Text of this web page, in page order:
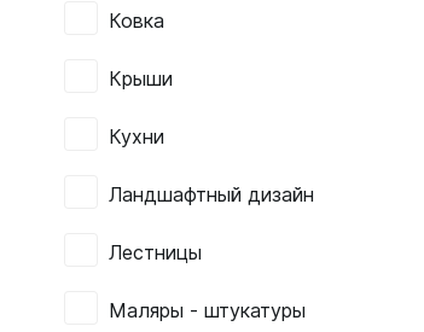
Ковка
Крыши
Кухни
Ландшафтный дизайн
Лестницы
Маляры - штукатуры